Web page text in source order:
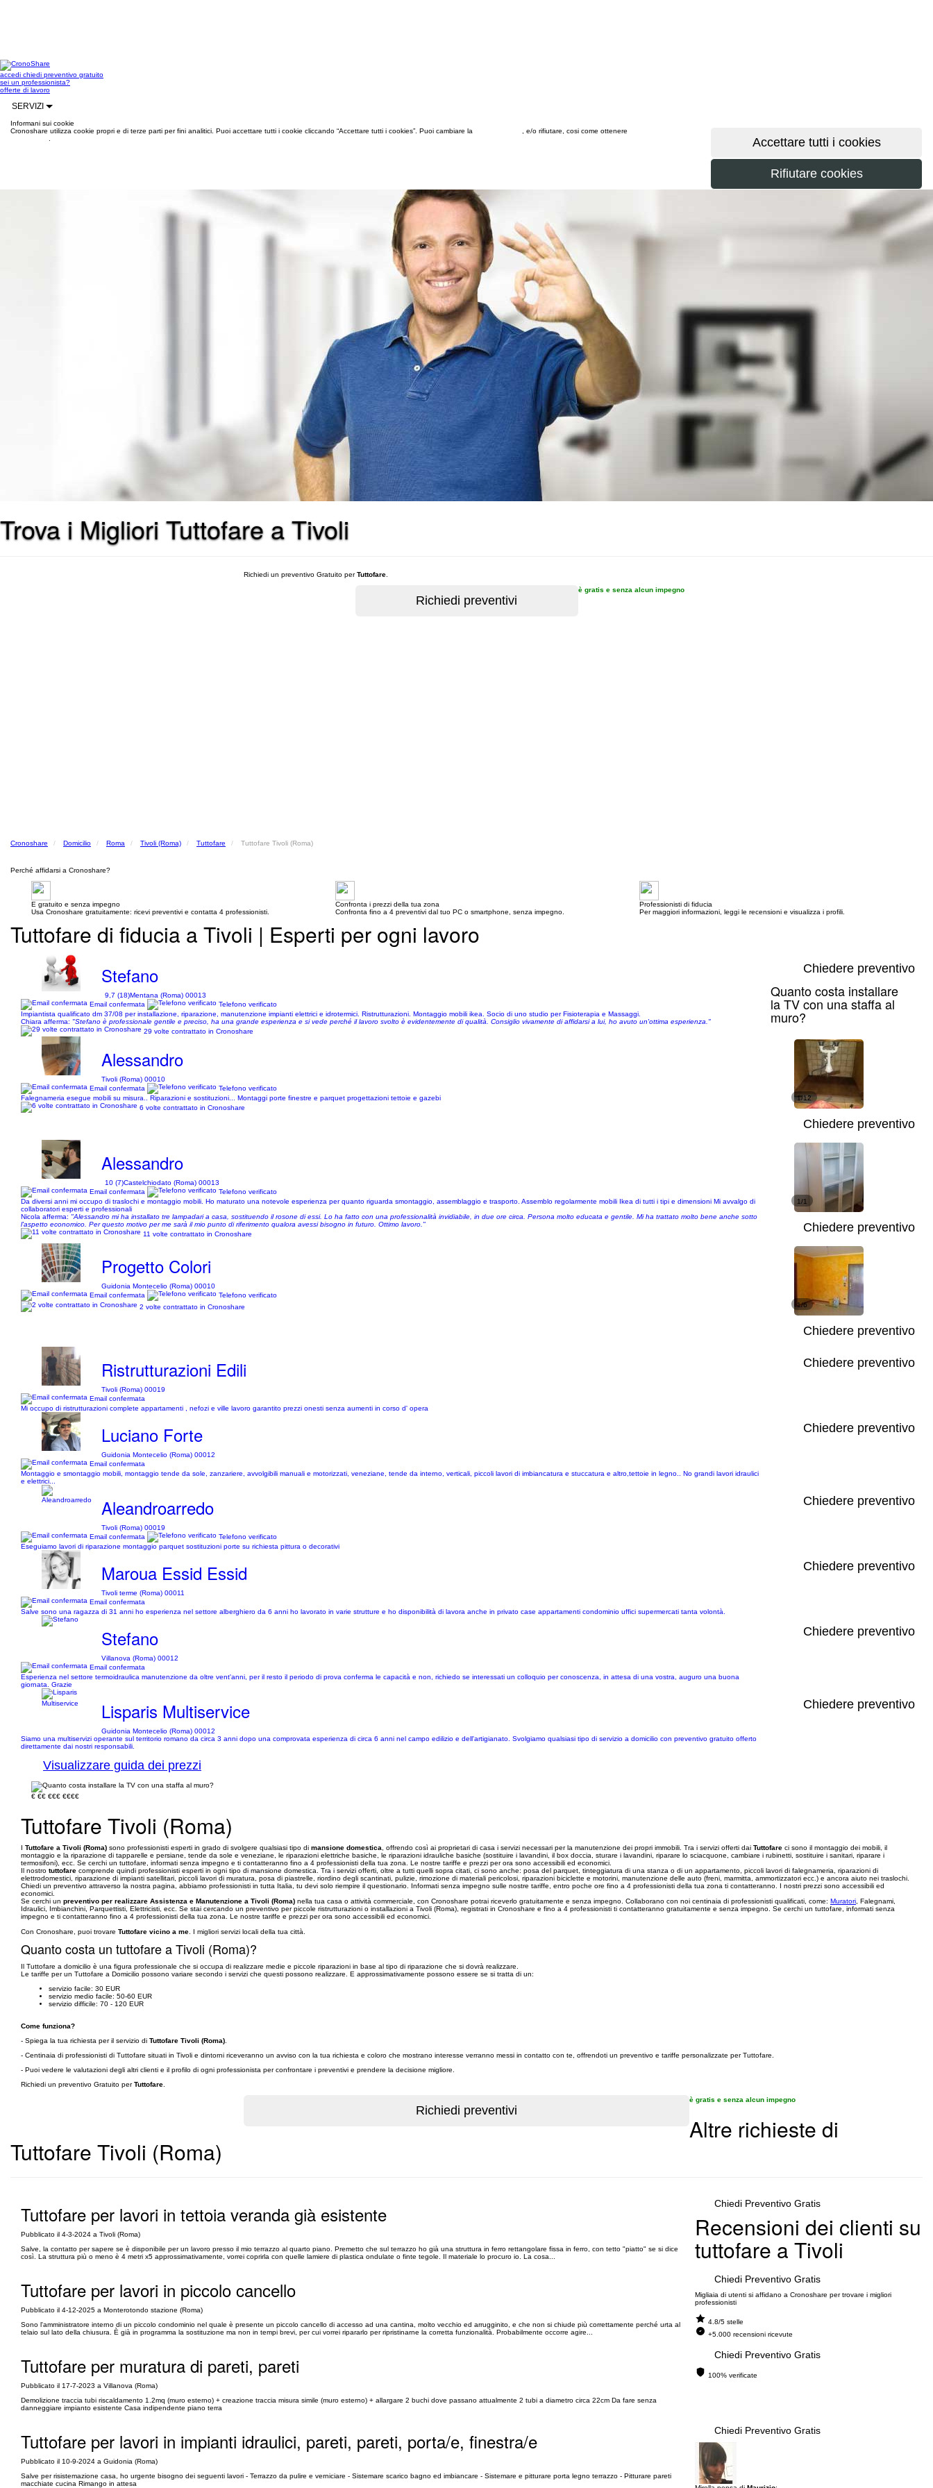
accedi chiedi preventivo gratuito
sei un professionista?
offerte di lavoro
SERVIZI
Informani sui cookie
Cronoshare utilizza cookie propri e di terze parti per fini analitici. Puoi accettare tutti i cookie cliccando “Accettare tutti i cookies”. Puoi cambiare la
, e/o rifiutare, cosi come ottenere
Trova i Migliori Tuttofare a Tivoli
Richiedi un preventivo Gratuito perTuttofare
è gratis e senza alcun impegno
Cronoshare Domicilio Roma Tivoli (Roma) Tuttofare Tuttofare Tivoli (Roma)
Perché affidarsi a Cronoshare?
E gratuito e senza impegno
Usa Cronoshare gratuitamente: ricevi preventivi e contatta 4 professionisti.
Confronta i prezzi della tua zona
Confronta fino a 4 preventivi dal tuo PC o smartphone, senza impegno.
Professionisti di fiducia
Per maggiori informazioni, leggi le recensioni e visualizza i profili.
Tuttofare di fiducia a Tivoli | Esperti per ogni lavoro
Stefano
9,7 (18)Mentana (Roma) 00013
Email confermata
Telefono verificato
Impiantista qualificato dm 37/08 per installazione, riparazione, manutenzione impianti elettrici e idrotermici. Ristrutturazioni. Montaggio mobili ikea. Socio di uno studio per Fisioterapia e Massaggi.
Chiara afferma: "Stefano è professionale gentile e preciso, ha una grande esperienza e si vede perché il lavoro svolto è evidentemente di qualità. Consiglio vivamente di affidarsi a lui, ho avuto un'ottima esperienza."
29 volte contrattato in Cronoshare
Chiedere preventivo
Alessandro
Tivoli (Roma) 00010
Email confermata
Telefono verificato
Falegnameria esegue mobili su misura.. Riparazioni e sostituzioni... Montaggi porte finestre e parquet progettazioni tettoie e gazebi
6 volte contrattato in Cronoshare
1/12
Chiedere preventivo
Alessandro
10 (7)Castelchiodato (Roma) 00013
Email confermata
Telefono verificato
Da diversi anni mi occupo di traslochi e montaggio mobili. Ho maturato una notevole esperienza per quanto riguarda smontaggio, assemblaggio e trasporto. Assemblo regolarmente mobili Ikea di tutti i tipi e dimensioni Mi avvalgo di
collaboratori esperti e professionali
Nicola afferma: "Alessandro mi ha installato tre lampadari a casa, sostituendo il rosone di essi. Lo ha fatto con una professionalità invidiabile, in due ore circa. Persona molto educata e gentile. Mi ha trattato molto bene anche sotto
l'aspetto economico. Per questo motivo per me sarà il mio punto di riferimento qualora avessi bisogno in futuro. Ottimo lavoro."
11 volte contrattato in Cronoshare
1/1
Chiedere preventivo
Progetto Colori
Guidonia Montecelio (Roma) 00010
Email confermata
Telefono verificato
2 volte contrattato in Cronoshare
1/6
Chiedere preventivo
Ristrutturazioni Edili
Tivoli (Roma) 00019
Email confermata
Mi occupo di ristrutturazioni complete appartamenti , nefozi e ville lavoro garantito prezzi onesti senza aumenti in corso d' opera
Chiedere preventivo
Luciano Forte
Guidonia Montecelio (Roma) 00012
Email confermata
Montaggio e smontaggio mobili, montaggio tende da sole, zanzariere, avvolgibili manuali e motorizzati, veneziane, tende da interno, verticali, piccoli lavori di imbiancatura e stuccatura e altro,tettoie in legno.. No grandi lavori idraulici
e elettrici...
Chiedere preventivo
Aleandroarredo
Tivoli (Roma) 00019
Email confermata
Telefono verificato
Eseguiamo lavori di riparazione montaggio parquet sostituzioni porte su richiesta pittura o decorativi
Chiedere preventivo
Maroua Essid Essid
Tivoli terme (Roma) 00011
Email confermata
Salve sono una ragazza di 31 anni ho esperienza nel settore alberghiero da 6 anni ho lavorato in varie strutture e ho disponibilità di lavora anche in privato case appartamenti condominio uffici supermercati tanta volontà.
Chiedere preventivo
Stefano
Villanova (Roma) 00012
Email confermata
Esperienza nel settore termoidraulica manutenzione da oltre vent'anni, per il resto il periodo di prova conferma le capacità e non, richiedo se interessati un colloquio per conoscenza, in attesa di una vostra, auguro una buona
giornata. Grazie
Chiedere preventivo
Lisparis Multiservice
Guidonia Montecelio (Roma) 00012
Siamo una multiservizi operante sul territorio romano da circa 3 anni dopo una comprovata esperienza di circa 6 anni nel campo edilizio e dell'artigianato. Svolgiamo qualsiasi tipo di servizio a domicilio con preventivo gratuito offerto
direttamente dai nostri responsabili.
Chiedere preventivo
Quanto costa installare
la TV con una staffa al
muro?
Visualizzare guida dei prezzi
€ €€ €€€ €€€€
Tuttofare Tivoli (Roma)
I Tuttofare a Tivoli (Roma) sono professionisti esperti in grado di svolgere qualsiasi tipo di mansione domestica , offrendo così ai proprietari di casa i servizi necessari per la manutenzione dei propri immobili. Tra i servizi offerti dai Tuttofare ci sono il montaggio dei mobili, il
montaggio e la riparazione di tapparelle e persiane, tende da sole e veneziane, le riparazioni elettriche basiche, le riparazioni idrauliche basiche (sostituire i lavandini, il box doccia, sturare i lavandini, riparare lo sciacquone, cambiare i rubinetti, sostituire i sanitari, riparare i
termosifoni), ecc. Se cerchi un tuttofare, informati senza impegno e ti contatteranno fino a 4 professionisti della tua zona. Le nostre tariffe e prezzi per ora sono accessibili ed economici.
Il nostro tuttofare comprende quindi professionisti esperti in ogni tipo di mansione domestica. Tra i servizi offerti, oltre a tutti quelli sopra citati, ci sono anche: posa del parquet, tinteggiatura di una stanza o di un appartamento, piccoli lavori di falegnameria, riparazioni di
elettrodomestici, riparazione di impianti satellitari, piccoli lavori di muratura, posa di piastrelle, riordino degli scantinati, pulizie, rimozione di materiali pericolosi, riparazioni biciclette e motorini, manutenzione delle auto (freni, marmitta, ammortizzatori ecc.) e ancora aiuto nei traslochi.
Chiedi un preventivo attraverso la nostra pagina, abbiamo professionisti in tutta Italia, tu devi solo riempire il questionario. Informati senza impegno sulle nostre tariffe, entro poche ore fino a 4 professionisti della tua zona ti contatteranno. I nostri prezzi sono accessibili ed
economici.
Se cerchi un preventivo per realizzare Assistenza e Manutenzione a Tivoli (Roma) nella tua casa o attività commerciale, con Cronoshare potrai riceverlo gratuitamente e senza impegno. Collaborano con noi centinaia di professionisti qualificati, come: Muratori , Falegnami,
Idraulici, Imbianchini, Parquettisti, Elettricisti, ecc. Se stai cercando un preventivo per piccole ristrutturazioni o installazioni a Tivoli (Roma), registrati in Cronoshare e fino a 4 professionisti ti contatteranno gratuitamente e senza impegno. Se cerchi un tuttofare, informati senza
impegno e ti contatteranno fino a 4 professionisti della tua zona. Le nostre tariffe e prezzi per ora sono accessibili ed economici.
Con Cronoshare, puoi trovare Tuttofare vicino a me . I migliori servizi locali della tua città.
Quanto costa un tuttofare a Tivoli (Roma)?
Il Tuttofare a domicilio è una figura professionale che si occupa di realizzare medie e piccole riparazioni in base al tipo di riparazione che si dovrà realizzare.
Le tariffe per un Tuttofare a Domicilio possono variare secondo i servizi che questi possono realizzare. E approssimativamente possono essere se si tratta di un:
servizio facile: 30 EUR
servizio medio facile: 50-60 EUR
servizio difficile: 70 - 120 EUR
Come funziona?
- Spiega la tua richiesta per il servizio di Tuttofare Tivoli (Roma)
- Centinaia di professionisti di Tuttofare situati in Tivoli e dintorni riceveranno un avviso con la tua richiesta e coloro che mostrano interesse verranno messi in contatto con te, offrendoti un preventivo e tariffe personalizzate per Tuttofare.
- Puoi vedere le valutazioni degli altri clienti e il profilo di ogni professionista per confrontare i preventivi e prendere la decisione migliore.
Richiedi un preventivo Gratuito perTuttofare
è gratis e senza alcun impegno
Altre richieste di
Tuttofare Tivoli (Roma)
Tuttofare per lavori in tettoia veranda già esistente
Pubblicato il 4-3-2024 a Tivoli (Roma)
Salve, la contatto per sapere se è disponibile per un lavoro presso il mio terrazzo al quarto piano. Premetto che sul terrazzo ho già una struttura in ferro rettangolare fissa in ferro, con tetto "piatto" se si dice
così. La struttura più o meno è 4 metri x5 approssimativamente, vorrei coprirla con quelle lamiere di plastica ondulate o finte tegole. Il materiale lo procuro io. La cosa...
Chiedi Preventivo Gratis
Tuttofare per lavori in piccolo cancello
Pubblicato il 4-12-2025 a Monterotondo stazione (Roma)
Sono l'amministratore interno di un piccolo condominio nel quale è presente un piccolo cancello di accesso ad una cantina, molto vecchio ed arrugginito, e che non si chiude più correttamente perché urta al
telaio sul lato della chiusura. È già in programma la sostituzione ma non in tempi brevi, per cui vorrei ripararlo per ripristinarne la corretta funzionalità. Probabilmente occorre agire...
Chiedi Preventivo Gratis
Tuttofare per muratura di pareti, pareti
Pubblicato il 17-7-2023 a Villanova (Roma)
Demolizione traccia tubi riscaldamento 1.2mq (muro esterno) + creazione traccia misura simile (muro esterno) + allargare 2 buchi dove passano attualmente 2 tubi a diametro circa 22cm Da fare senza
danneggiare impianto esistente Casa indipendente piano terra
Chiedi Preventivo Gratis
Tuttofare per lavori in impianti idraulici, pareti, pareti, porta/e, finestra/e
Pubblicato il 10-9-2024 a Guidonia (Roma)
Salve per risistemazione casa, ho urgente bisogno dei seguenti lavori - Terrazzo da pulire e verniciare - Sistemare scarico bagno ed imbiancare - Sistemare e pitturare porta legno terrazzo - Pitturare pareti
macchiate cucina Rimango in attesa
Chiedi Preventivo Gratis
Recensioni dei clienti su
tuttofare a Tivoli
Migliaia di utenti si affidano a Cronoshare per trovare i migliori
professionisti
4.8/5 stelle
+5.000 recensioni ricevute
100% verificate